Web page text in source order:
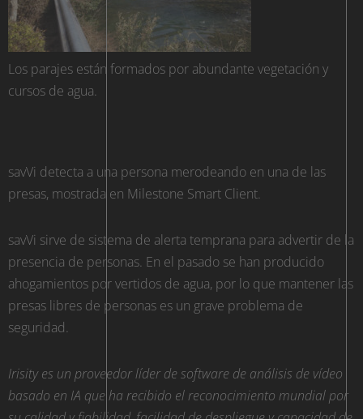
Los parajes están formados por abundante vegetación y
cursos de agua.
savVi detecta a una persona merodeando en una de las
presas, mostrada en Milestone Smart Client.
savVi sirve de sistema de alerta temprana para advertir de la
presencia de personas. En el pasado se han producido
ahogamientos por vertidos de agua, por lo que mantener las
presas libres de personas es un grave problema de
seguridad.
Irisity es un proveedor líder de software de análisis de vídeo
basado en IA que ha recibido el reconocimiento mundial por